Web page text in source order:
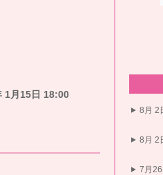
1月15日 18:00
8月 2
8月 2
7月26